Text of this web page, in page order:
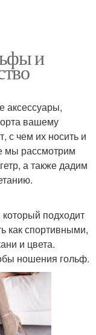
и
аксессуары,
вашему
с чем их носить и
мы рассмотрим
а также дадим
подходит
как спортивными,
и цвета.
ношения гольф.